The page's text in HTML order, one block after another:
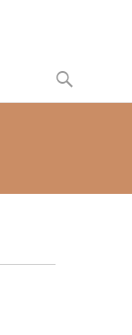
Search
for: